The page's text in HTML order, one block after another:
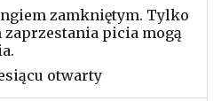
zamkniętym. Tylko
picia mogą
otwarty